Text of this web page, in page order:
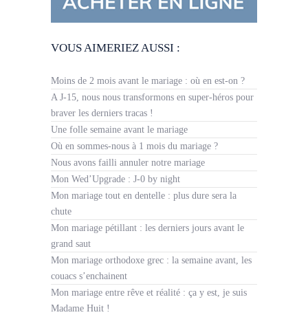
VOUS AIMERIEZ AUSSI :
Moins de 2 mois avant le mariage : où en est-on ?
A J-15, nous nous transformons en super-héros pour
braver les derniers tracas !
Une folle semaine avant le mariage
Où en sommes-nous à 1 mois du mariage ?
Nous avons failli annuler notre mariage
Mon Wed’Upgrade : J-0 by night
Mon mariage tout en dentelle : plus dure sera la
chute
Mon mariage pétillant : les derniers jours avant le
grand saut
Mon mariage orthodoxe grec : la semaine avant, les
couacs s’enchainent
Mon mariage entre rêve et réalité : ça y est, je suis
Madame Huit !